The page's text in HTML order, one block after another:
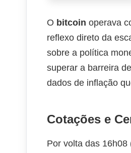
O bitcoin operava
reflexo direto da
sobre a política
superar a barreira de
dados de inflação
Cotações e
Por volta das